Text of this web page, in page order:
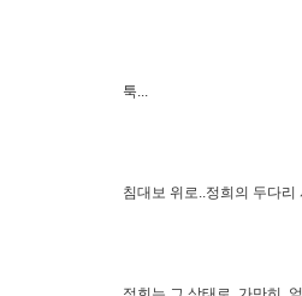
툭...
침대보 위로..정희의 두다